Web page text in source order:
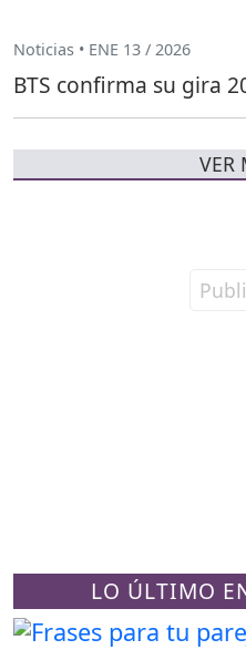
LO ÚLTIMO
Noticias • ENE 13 / 2026
BTS confirma su gira
VER